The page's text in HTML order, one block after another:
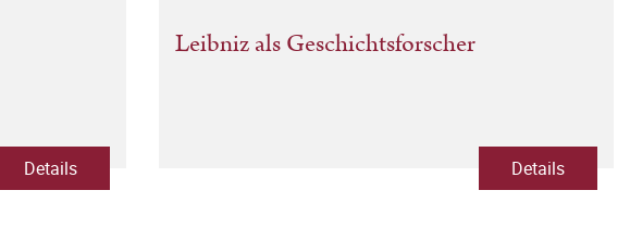
Details
Leibniz als Geschichtsforscher
Details